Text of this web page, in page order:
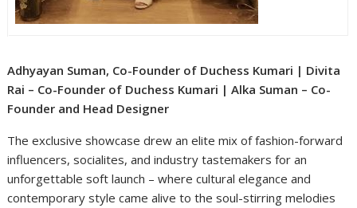
Adhyayan Suman, Co-Founder of Duchess Kumari | Divita
Rai – Co-Founder of Duchess Kumari | Alka Suman – Co-
Founder and Head Designer
The exclusive showcase drew an elite mix of fashion-forward
influencers, socialites, and industry tastemakers for an
unforgettable soft launch – where cultural elegance and
contemporary style came alive to the soul-stirring melodies